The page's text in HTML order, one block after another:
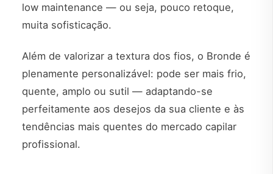
low maintenance — ou seja, pouco retoque,
muita sofisticação.
Além de valorizar a textura dos fios, o Bronde é
plenamente personalizável: pode ser mais frio,
quente, amplo ou sutil — adaptando-se
perfeitamente aos desejos da sua cliente e às
tendências mais quentes do mercado capilar
profissional.